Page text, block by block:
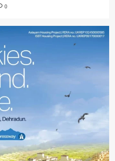
0